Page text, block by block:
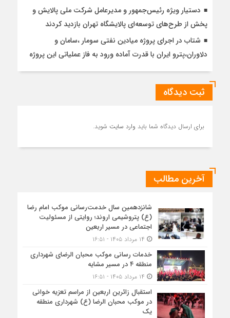
دستیار ویژه رئیس‌جمهور و مدیرعامل شرکت ملی پالایش و
پخش از طرح‌های توسعه‌ای پالایشگاه تهران بازدید کردند
شتاب در اجرای پروژه میادین نفتی سومار ،سامان و
دلاوران،پترو ایران با قدرت آماده ورود به فاز عملیاتی این پروژه
ثبت دیدگاه
برای ارسال دیدگاه شما باید وارد سایت شوید.
آخرین مطالب
شانزدهمین سال خدمت‌رسانی موکب امام رضا
(ع) پتروشیمی اروند؛ روایتی از مسئولیت
اجتماعی در مسیر اربعین
خدمات رسانی موکب محبان الرضای شهرداری
منطقه ۴ در مسیر مشایه
استقبال زائرین اربعین از مراسم تعزیه خوانی
در موکب محبان الرضا (ع) شهرداری منطقه
یک